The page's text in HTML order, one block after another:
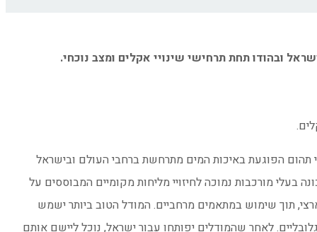
ובהודו תחת תרחישי שינויי אקלים ומצב נוכחי.
תהום הפוגעת באיכות המים מתרחשת ברחבי העולם ובישראל
בעלי מורכבות נמוכה לחיזויי מליחות מקומיים המבוססים על
תוך שימוש במתאמים מרחביים. המודל הטוב ביותר ישמש
לאחר שהמודלים יפותחו עבור ישראל, נוכל ליישם אותם